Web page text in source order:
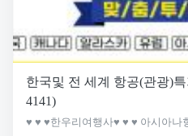
한국및 전 세계 항공(관광)
4141)
♥ ♥ ♥한우리여행사♥ ♥ ♥ 아시아나